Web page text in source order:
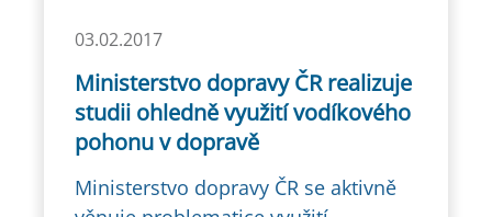
03.02.2017
Ministerstvo dopravy ČR realizuje
studii ohledně využití vodíkového
pohonu v dopravě
Ministerstvo dopravy ČR se aktivně